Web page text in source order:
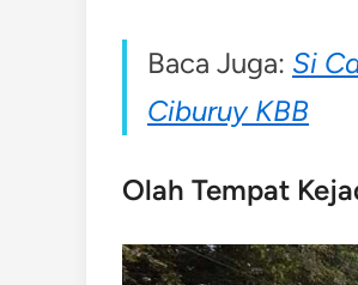
Baca Juga: Si
Ciburuy KBB
Olah Tempat